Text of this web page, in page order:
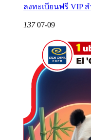
ลงทะเบียนฟรี VIP
137 07-09